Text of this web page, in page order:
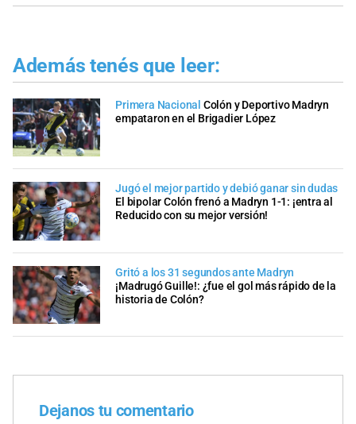
Además tenés que leer:
Primera Nacional Colón y Deportivo Madryn
empataron en el Brigadier López
Jugó el mejor partido y debió ganar sin dudas
El bipolar Colón frenó a Madryn 1-1: ¡entra al
Reducido con su mejor versión!
Gritó a los 31 segundos ante Madryn
¡Madrugó Guille!: ¿fue el gol más rápido de la
historia de Colón?
Dejanos tu comentario